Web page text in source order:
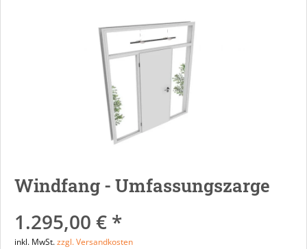
Windfang - Umfassungszarge
1.295,00 € *
inkl. MwSt.zzgl. Versandkosten